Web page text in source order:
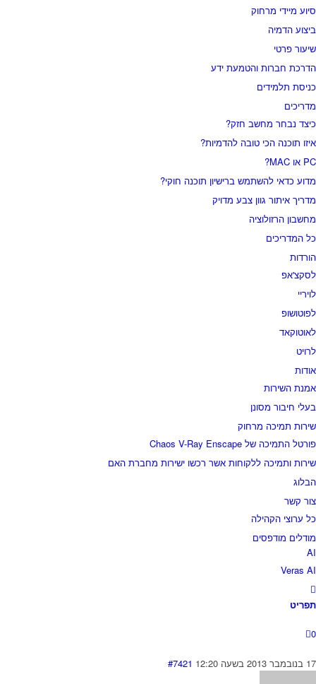
סיוע מיידי מרחוק
ביצוע הדמיה
שיעור פרטי
הדרכת חברות והטמעת ידע
כניסת תלמידים
מדריכים
כיצד נבחר מחשב חזק?
איזו תוכנה הכי טובה להדמיות?‎‎
PC או MAC?
מדוע כדאי להשתמש ברישיון תוכנה חוקי?
מדריך איתור גוון צבע מדויק
מחשבון הרזולוציה
כל המדריכים
הורדות
לסקצ'אפ
לויריי
לפוטושופ
לאוטוקאד
לרויט
אודות
אמנת השירות
בעלי חיבור מסונן
שירות תמיכה מרחוק
פורטל התמיכה של Chaos V-Ray Enscape
שירות ותמיכה ללקוחות אשר רכשו ישירות מחברת האם
הבלוג
צור קשר
כל ערוצי הקהילה
מודלים מודפסים
AI
Veras AI
תפריט
0
17 בנובמבר 2013 בשעה 12:20 #7421